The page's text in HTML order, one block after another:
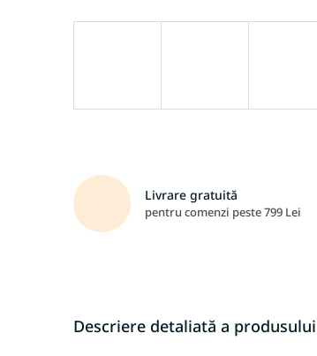
Livrare gratuită
pentru comenzi peste 799 Lei
Descriere detaliată a produsului